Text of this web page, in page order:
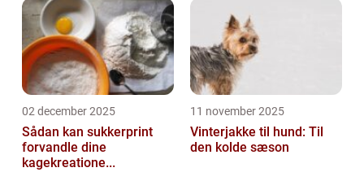
02 december 2025
Sådan kan sukkerprint
forvandle dine
kagekreatione...
11 november 2025
Vinterjakke til hund: Til
den kolde sæson